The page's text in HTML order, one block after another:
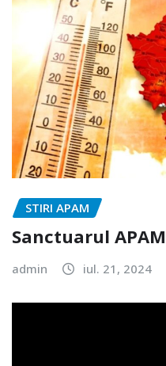
STIRI APAM
Sanctuarul APAM
admin iul. 21, 2024